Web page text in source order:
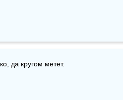
да кругом метет.